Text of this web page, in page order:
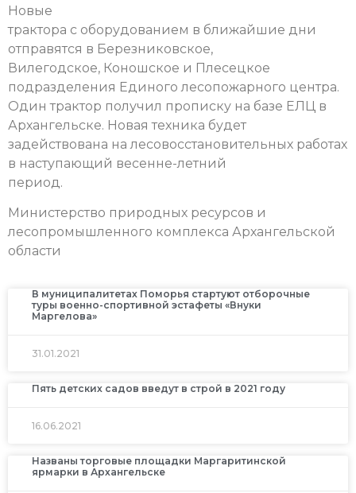
Новые
трактора с оборудованием в ближайшие дни
отправятся в Березниковское,
Вилегодское, Коношское и Плесецкое
подразделения Единого лесопожарного центра.
Один трактор получил прописку на базе ЕЛЦ в
Архангельске. Новая техника будет
задействована на лесовосстановительных работах
в наступающий весенне-летний
период.
Министерство природных ресурсов и
лесопромышленного комплекса Архангельской
области
В муниципалитетах Поморья стартуют отборочные
туры военно-спортивной эстафеты «Внуки
Маргелова»
31.01.2021
Пять детских садов введут в строй в 2021 году
16.06.2021
Названы торговые площадки Маргаритинской
ярмарки в Архангельске